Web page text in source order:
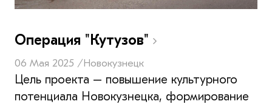
Операция "Кутузов"
06 Мая 2025 /Новокузнецк
Цель проекта – повышение культурного
потенциала Новокузнецка, формирование